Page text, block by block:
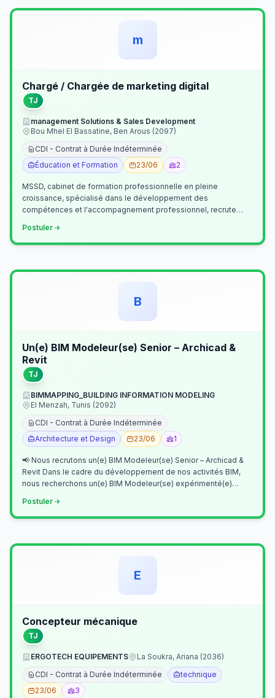
m
Chargé / Chargée de marketing digital
TJ
management Solutions & Sales Development
Bou Mhel El Bassatine, Ben Arous (2097)
CDI - Contrat à Durée Indéterminée
Éducation et Formation
23/06 2
MSSD, cabinet de formation professionnelle en pleine
croissance, spécialisé dans le développement des
compétences et l'accompagnement professionnel, recrute
Postuler
B
Un(e) BIM Modeleur(se) Senior – Archicad &
Revit
TJ
BIMMAPPING_BUILDING INFORMATION MODELING
El Menzah, Tunis (2092)
CDI - Contrat à Durée Indéterminée
Architecture et Design
23/06 1
📢 Nous recrutons un(e) BIM Modeleur(se) Senior – Archicad &
Revit Dans le cadre du développement de nos activités BIM,
nous recherchons un(e) BIM Modeleur(se) expérimenté(e)
Postuler
E
Concepteur mécanique
TJ
ERGOTECH EQUIPEMENTS
La Soukra, Ariana (2036)
CDI - Contrat à Durée Indéterminée
technique
23/06
3